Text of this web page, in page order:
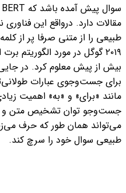
مقالات دارد. درواقع این
طبیعی را از متنی صرفا پر از
۲۰۱۹ گوگل در مورد
بیش از پیش معلوم کرد. در
برای جست‌وجوی عبارات
مانند «برای» و «به» اهمیت
جست‌وجو توان تشخیص متن و
می‌تواند همان طور که حرف
طبیعی سوال خود را سرچ کند.